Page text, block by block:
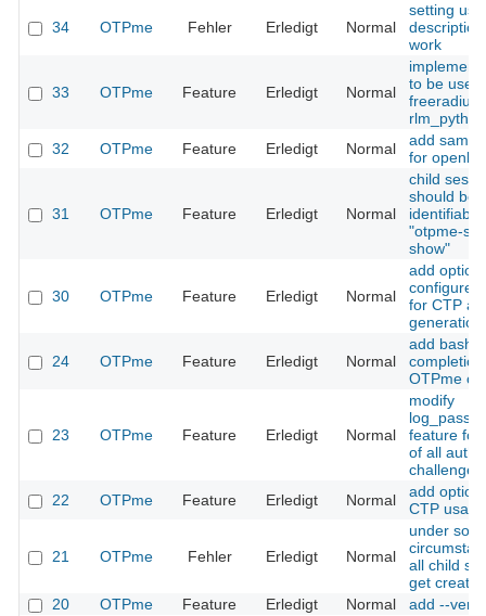
34 OTPme Fehler Erledigt Normal
setting
work
33 OTPme Feature Erledigt Normal
implement
to be used
freeradius
rlm_python
32
OTPme Feature Erledigt Normal
add
for
31 OTPme Feature Erledigt Normal
child
should be
identifiable
"otpme-
show"
30 OTPme Feature Erledigt Normal
add option
configure
for CTP
generation
24 OTPme Feature Erledigt Normal
add bash
OTPme
23 OTPme Feature Erledigt Normal
modify
feature for
of all auth
challenge/
22
OTPme Feature Erledigt Normal
add option
CTP usage
21 OTPme Fehler Erledigt Normal
under
all child
get created
20
OTPme Feature Erledigt Normal add --